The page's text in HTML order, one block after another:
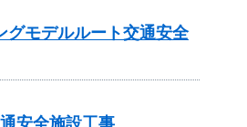
グモデルルート交通安全
安全施設工事